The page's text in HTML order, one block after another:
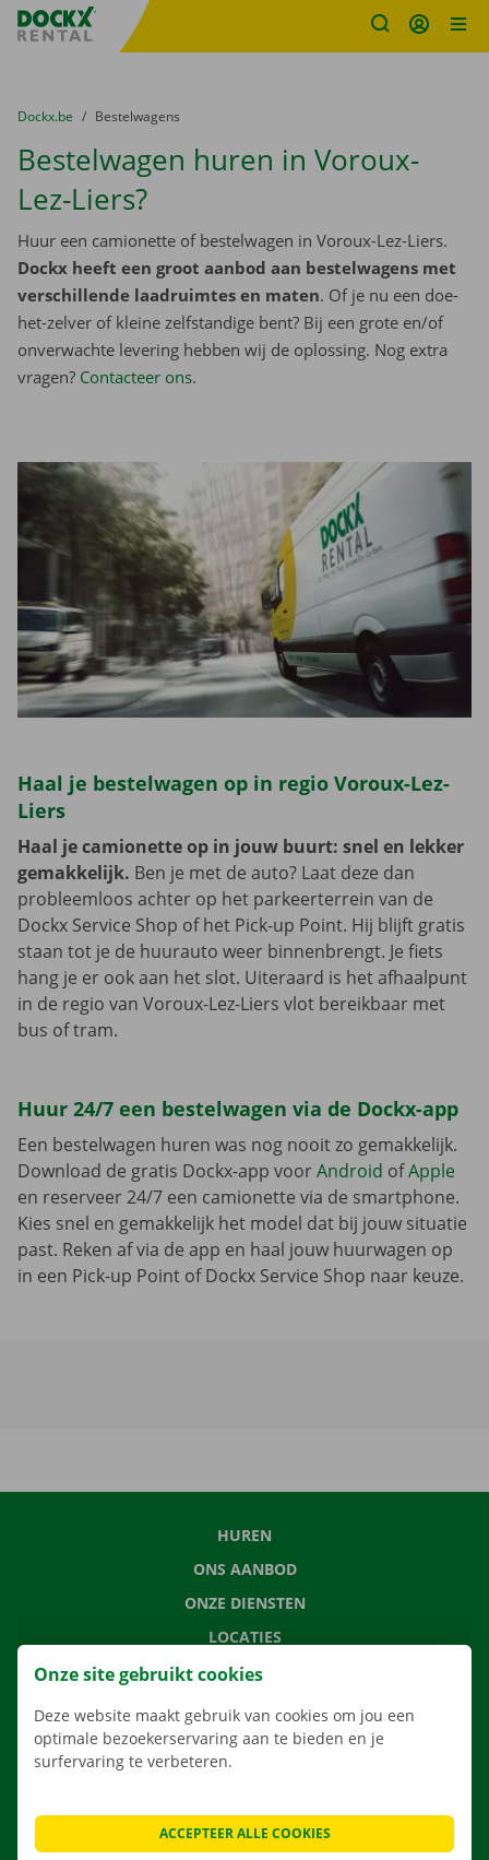
Fratello DEMO
U bevindt zich hier:
van
Dockx.be naar
Bestelwagens
Bestelwagen huren in Voroux-
Lez-Liers?
Huur een camionette of bestelwagen in Voroux-Lez-Liers.
Dockx heeft een groot aanbod aan bestelwagens met
verschillende laadruimtes en maten. Of je nu een doe-
het-zelver of kleine zelfstandige bent? Bij een grote en/of
onverwachte levering hebben wij de oplossing. Nog extra
vragen? Contacteer ons.
Haal je bestelwagen op in regio Voroux-Lez-
Liers
Haal je camionette op in jouw buurt: snel en lekker
gemakkelijk. Ben je met de auto? Laat deze dan
probleemloos achter op het parkeerterrein van de
Dockx Service Shop of het Pick-up Point. Hij blijft gratis
staan tot je de huurauto weer binnenbrengt. Je fiets
hang je er ook aan het slot. Uiteraard is het afhaalpunt
in de regio van Voroux-Lez-Liers vlot bereikbaar met
bus of tram.
Huur 24/7 een bestelwagen via de Dockx-app
Een bestelwagen huren was nog nooit zo gemakkelijk.
Download de gratis Dockx-app voorAndroid ofApple
en reserveer 24/7 een camionette via de smartphone.
Kies snel en gemakkelijk het model dat bij jouw situatie
past. Reken af via de app en haal jouw huurwagen op
in een Pick-up Point of Dockx Service Shop naar keuze.
HUREN
ONS AANBOD
ONZE DIENSTEN
LOCATIES
APP
VERHUISOPLOSSINGEN
VEELGESTELDE VRAGEN
Onze site gebruikt cookies
Deze website maakt gebruik van cookies om jou een
optimale bezoekerservaring aan te bieden en je
surfervaring te verbeteren.
ACCEPTEER ALLE COOKIES